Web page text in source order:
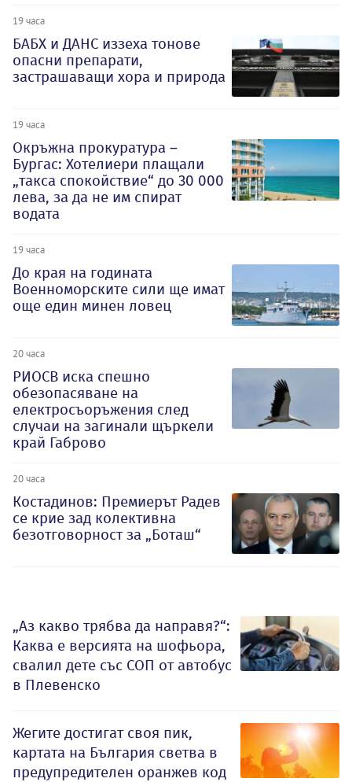
19 часа
БАБХ и ДАНС иззеха тонове
опасни препарати,
застрашаващи хора и природа
19 часа
Окръжна прокуратура –
Бургас: Хотелиери плащали
„такса спокойствие“ до 30 000
лева, за да не им спират
водата
19 часа
До края на годината
Военноморските сили ще имат
още един минен ловец
20 часа
РИОСВ иска спешно
обезопасяване на
електросъоръжения след
случаи на загинали щъркели
край Габрово
20 часа
Костадинов: Премиерът Радев
се крие зад колективна
безотговорност за „Боташ“
„Аз какво трябва да направя?“:
Каква е версията на шофьора,
свалил дете със СОП от автобус
в Плевенско
Жегите достигат своя пик,
картата на България светва в
предупредителен оранжев код